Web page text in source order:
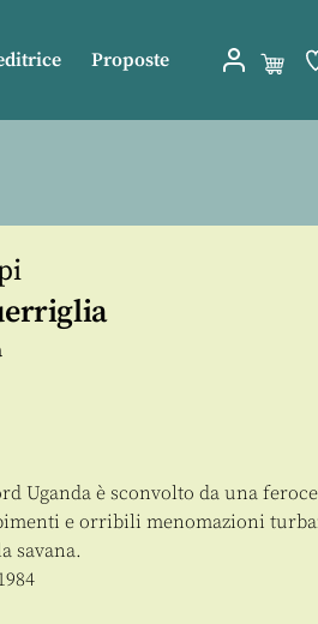
Proposte
Uganda è sconvolto da una feroce
e orribili menomazioni
savana.